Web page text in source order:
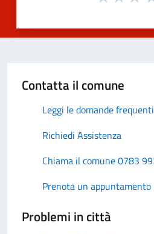
Contatta il comune
Leggi le domande frequenti
Richiedi Assistenza
Chiama il comune 0783
Prenota un appuntamento
Problemi in città